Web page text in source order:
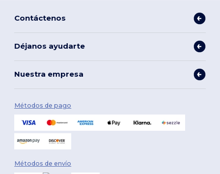
Contáctenos
Déjanos ayudarte
Nuestra empresa
Métodos de pago
Métodos de envío